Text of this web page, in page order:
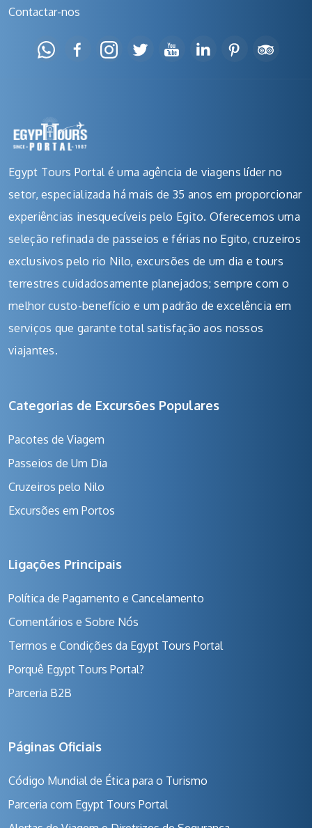
Contactar-nos
Egypt Tours Portal é uma agência de viagens líder no
setor, especializada há mais de 35 anos em proporcionar
experiências inesquecíveis pelo Egito. Oferecemos uma
seleção refinada de passeios e férias no Egito, cruzeiros
exclusivos pelo rio Nilo, excursões de um dia e tours
terrestres cuidadosamente planejados; sempre com o
melhor custo-benefício e um padrão de excelência em
serviços que garante total satisfação aos nossos
viajantes.
Categorias de Excursões Populares
Pacotes de Viagem
Passeios de Um Dia
Cruzeiros pelo Nilo
Excursões em Portos
Ligações Principais
Política de Pagamento e Cancelamento
Comentários e Sobre Nós
Termos e Condições da Egypt Tours Portal
Porquê Egypt Tours Portal?
Parceria B2B
Páginas Oficiais
Código Mundial de Ética para o Turismo
Parceria com Egypt Tours Portal